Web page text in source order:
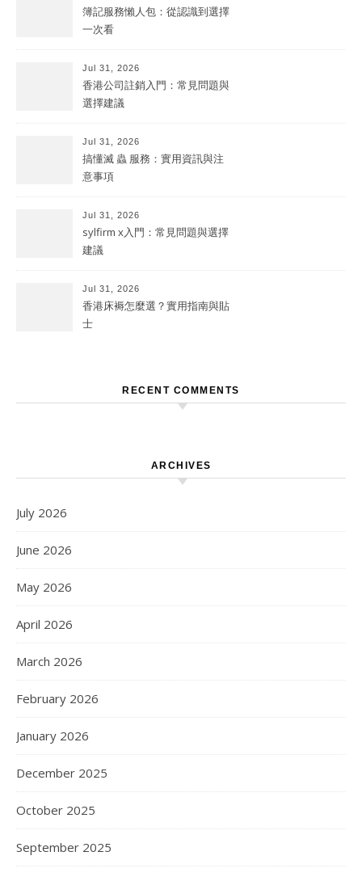
簿記服務懶人包：從認識到選擇
一次看
Jul 31, 2026
香港公司註銷入門：常見問題與
選擇建議
Jul 31, 2026
搞懂滅 蟲 服務：實用資訊與注
意事項
Jul 31, 2026
sylfirm x入門：常見問題與選擇
建議
Jul 31, 2026
香港床褥怎麼選？實用指南與貼
士
RECENT COMMENTS
ARCHIVES
July 2026
June 2026
May 2026
April 2026
March 2026
February 2026
January 2026
December 2025
October 2025
September 2025